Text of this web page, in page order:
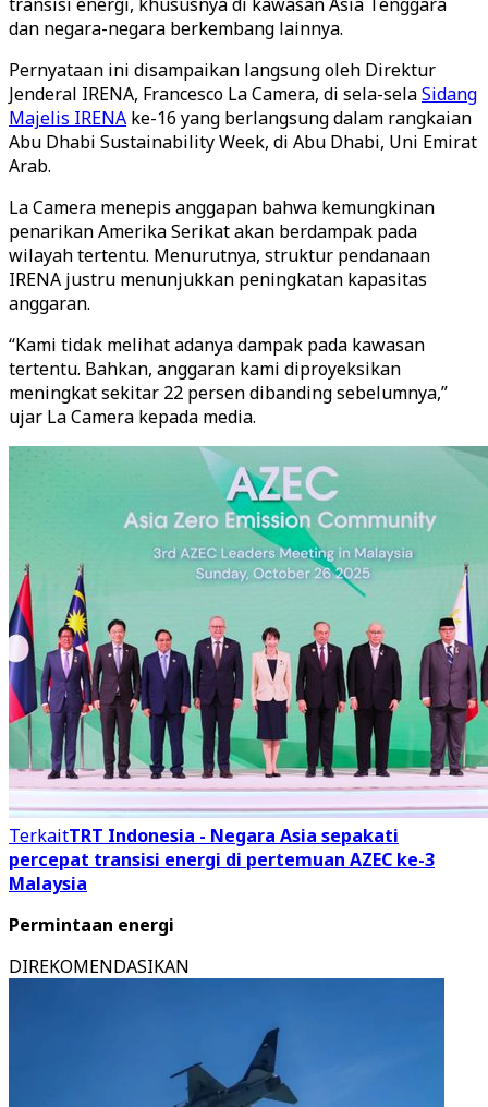
dan negara-negara berkembang lainnya.
Pernyataan ini disampaikan langsung oleh Direktur
Jenderal IRENA, Francesco La Camera, di sela-selaSidang
Majelis IRENA ke-16 yang berlangsung dalam rangkaian
Abu Dhabi Sustainability Week, di Abu Dhabi, Uni Emirat
Arab.
La Camera menepis anggapan bahwa kemungkinan
penarikan Amerika Serikat akan berdampak pada
wilayah tertentu. Menurutnya, struktur pendanaan
IRENA justru menunjukkan peningkatan kapasitas
anggaran.
“Kami tidak melihat adanya dampak pada kawasan
tertentu. Bahkan, anggaran kami diproyeksikan
meningkat sekitar 22 persen dibanding sebelumnya,”
ujar La Camera kepada media.
TerkaitTRT Indonesia - Negara Asia sepakati
percepat transisi energi di pertemuan AZEC ke-3
Malaysia
Permintaan energi
DIREKOMENDASIKAN